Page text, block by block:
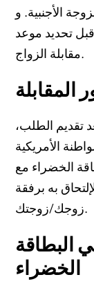
الأجنبية. و
بين 3و5 أسابيع قبل تحديد موعد
مقابلة الزواج.
المقابلة
بين 4 و 12 شهرًا بعد تقديم الطلب،
الأمريكية
الخضراء مع
به برفقة
زوجك/زوجتك.
البطاقة
الخضراء